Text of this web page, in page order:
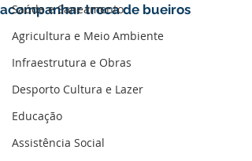
Saúde e Saneamento
Agricultura e Meio Ambiente
Infraestrutura e Obras
Desporto Cultura e Lazer
Educação
Assistência Social
acompanhar troca de bueiros